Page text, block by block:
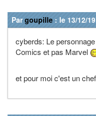
Pargoupille : le 13/12/
cyberds: Le
Comics et pas Marvel
et pour moi c'est un